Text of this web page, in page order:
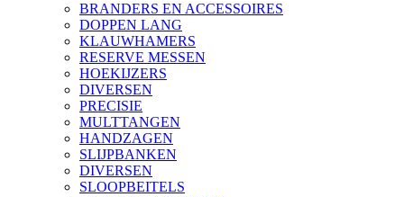
BRANDERS EN ACCESSOIRES
DOPPEN LANG
KLAUWHAMERS
RESERVE MESSEN
HOEKIJZERS
DIVERSEN
PRECISIE
MULTTANGEN
HANDZAGEN
SLIJPBANKEN
DIVERSEN
SLOOPBEITELS